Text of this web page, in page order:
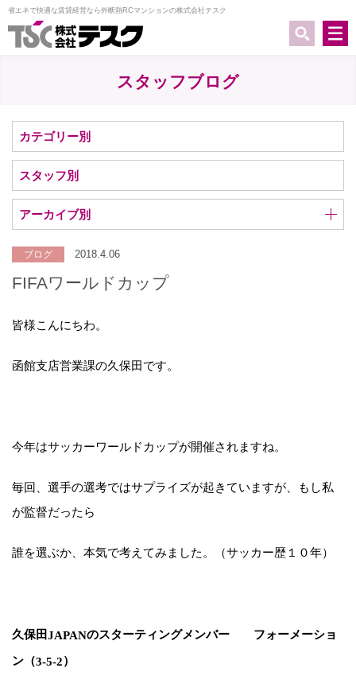
省エネで快適な賃貸経営なら外断熱RCマンションの株式会社テスク
スタッフブログ
カテゴリー別
スタッフ別
アーカイブ別
ブログ 2018.4.06
FIFAワールドカップ
皆様こんにちわ。
函館支店営業課の久保田です。
今年はサッカーワールドカップが開催されますね。
毎回、選手の選考ではサプライズが起きていますが、もし私
が監督だったら
誰を選ぶか、本気で考えてみました。（サッカー歴１０年）
久保田JAPANのスターティングメンバー フォーメーショ
ン（3-5-2）